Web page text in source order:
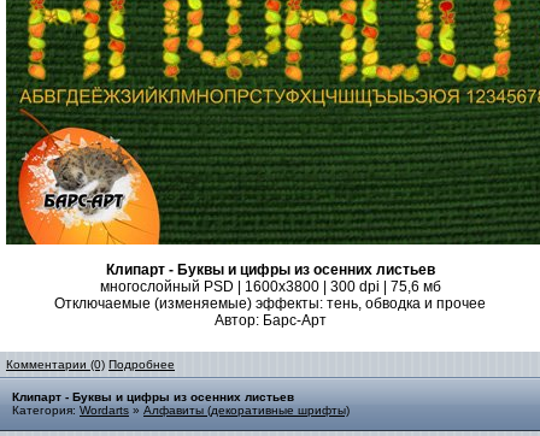
Клипарт - Буквы и цифры из осенних листьев
многослойный PSD | 1600x3800 | 300 dpi | 75,6 мб
Отключаемые (изменяемые) эффекты: тень, обводка и прочее
Автор: Барс-Арт
Комментарии (0) Подробнее
Клипарт - Буквы и цифры из осенних листьев
Категория: Wordarts » Алфавиты (декоративные шрифты)